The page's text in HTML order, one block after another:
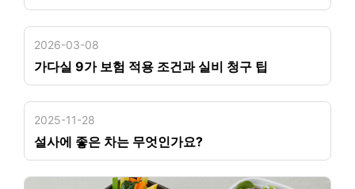
2026-03-08
가다실 9가 보험 적용 조건과 실비 청구 팁
2025-11-28
설사에 좋은 차는 무엇인가요?